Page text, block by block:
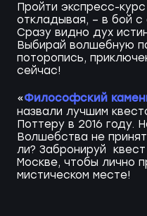
Пройти экспресс-
откладывая, – в бой с
Сразу видно дух
Выбирай волшебную
поторопись,
сейчас!
«Философский
назвали лучшим
Поттеру в 2016 году.
Волшебства не
ли? Забронируй
Москве, чтобы лично
мистическом месте!